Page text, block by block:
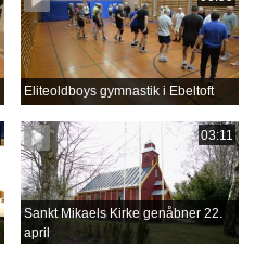
Eliteoldboys gymnastik i Ebeltoft
03:11
Sankt Mikaels Kirke genåbner 22.
april